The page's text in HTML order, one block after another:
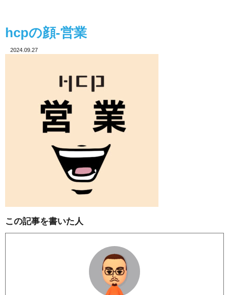
hcpの顔-営業
2024.09.27
この記事を書いた人